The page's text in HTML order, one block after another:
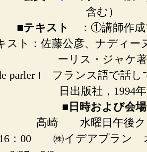
含む）
■テキスト
：①講師作成
スト：佐藤公彦、ナディー
ーリス・ジャケ著
de parler ! フランス語で話
日出版社，1994年
■ 日時および会場
高崎 水曜日午後ク
16：00 ㈱イデアプラン